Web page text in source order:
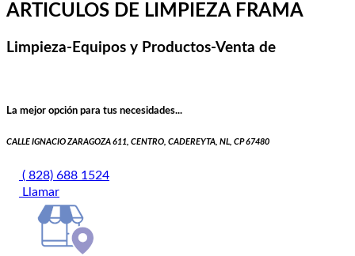
ARTICULOS DE LIMPIEZA FRAMA
Limpieza-Equipos y Productos-Venta de
La mejor opción para tus necesidades...
CALLE IGNACIO ZARAGOZA 611, CENTRO, CADEREYTA, NL, CP 67480
( 828) 688 1524
Llamar